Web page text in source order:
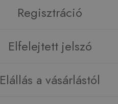
Regisztráció
Elfelejtett jelszó
Elállás a vásárlástól